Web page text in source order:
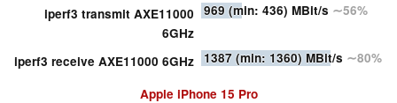
iperf3 transmit AXE11000
6GHz
969 (min: 436) MBit/s ∼56%
iperf3 receive AXE11000 6GHz 1387 (min: 1360) MBit/s ∼80%
Apple iPhone 15 Pro